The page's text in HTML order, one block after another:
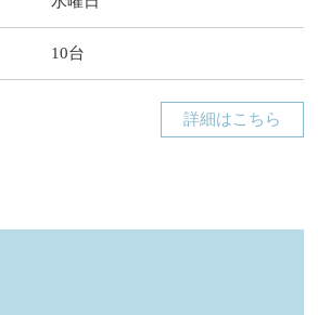
10台
詳細はこちら